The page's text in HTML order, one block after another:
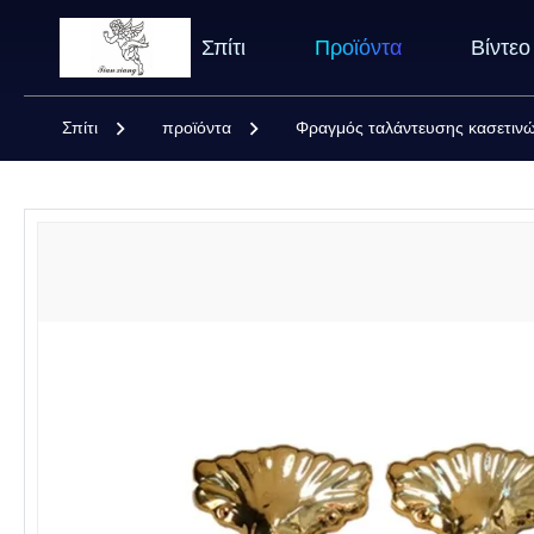
Σπίτι Προϊόντα Βίντεο
Σπίτι προϊόντα Φραγμός ταλάντευσης